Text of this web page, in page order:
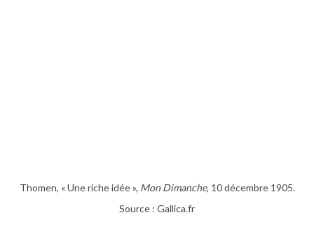
Thomen, « Une riche idée », Mon Dimanche, 10 décembre 1905.
Source : Gallica.fr